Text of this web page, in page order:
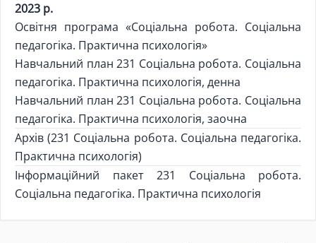
2023 р.
Освітня програма «Соціальна робота. Соціальна
педагогіка. Практична психологія»
Навчальний план 231 Соціальна робота. Соціальна
педагогіка. Практична психологія, денна
Навчальний план 231 Соціальна робота. Соціальна
педагогіка. Практична психологія, заочна
Архів (231 Соціальна робота. Соціальна педагогіка.
Практична психологія)
Інформаційний пакет 231 Соціальна робота.
Соціальна педагогіка. Практична психологія